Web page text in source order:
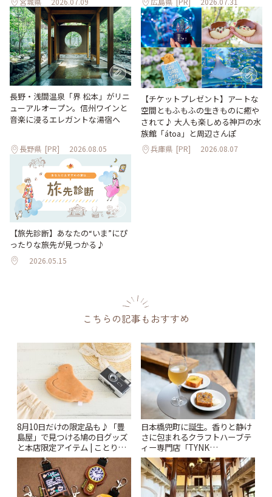
長野・浅間温泉「界 松本」がリニ
ューアルオープン。信州ワインと
音楽に浸るエレガントな湯宿へ
長野県 [PR] 2026.08.05
【チケットプレゼント】アートな
空間ともふもふの生きものに癒や
されて♪ 大人も楽しめる神戸の水
族館「átoa」と周辺さんぽ
兵庫県 [PR] 2026.08.07
【旅先診断】あなたの“いま”にぴ
ったりな旅先が見つかる♪
2026.05.15
こちらの記事もおすすめ
8月10日だけの限定品も♪「豊
島屋」で見つける鳩の日グッズ
と本店限定アイテム | ことりっ
ぷ
日本橋兜町に誕生。香りと静け
さに包まれるクラフトハーブテ
ィー専門店「TYNK
Kabutocho」 | ことりっぷ